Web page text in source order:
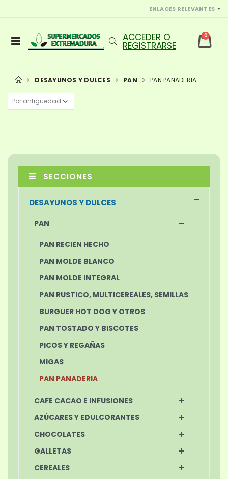
ENLACES RELEVANTES
0
DESAYUNOS Y DULCES PAN PAN PANADERIA
SECCIONES
DESAYUNOS Y DULCES
PAN
PAN RECIEN HECHO
PAN MOLDE BLANCO
PAN MOLDE INTEGRAL
PAN RUSTICO, MULTICEREALES, SEMILLAS
BURGUER HOT DOG Y OTROS
PAN TOSTADO Y BISCOTES
PICOS Y REGAÑAS
MIGAS
PAN PANADERIA
CAFE CACAO E INFUSIONES
AZÚCARES Y EDULCORANTES
CHOCOLATES
GALLETAS
CEREALES